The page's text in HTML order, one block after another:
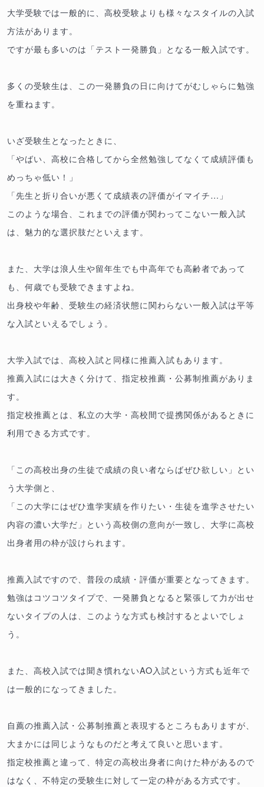
大学受験では一般的に、高校受験よりも様々なスタイルの入試
方法があります。
ですが最も多いのは「テスト一発勝負」となる一般入試です。
多くの受験生は、この一発勝負の日に向けてがむしゃらに勉強
を重ねます。
いざ受験生となったときに、
「やばい、高校に合格してから全然勉強してなくて成績評価も
めっちゃ低い！」
「先生と折り合いが悪くて成績表の評価がイマイチ…」
このような場合、これまでの評価が関わってこない一般入試
は、魅力的な選択肢だといえます。
また、大学は浪人生や留年生でも中高年でも高齢者であって
も、何歳でも受験できますよね。
出身校や年齢、受験生の経済状態に関わらない一般入試は平等
な入試といえるでしょう。
大学入試では、高校入試と同様に推薦入試もあります。
推薦入試には大きく分けて、指定校推薦・公募制推薦がありま
す。
指定校推薦とは、私立の大学・高校間で提携関係があるときに
利用できる方式です。
「この高校出身の生徒で成績の良い者ならばぜひ欲しい」とい
う大学側と、
「この大学にはぜひ進学実績を作りたい・生徒を進学させたい
内容の濃い大学だ」という高校側の意向が一致し、大学に高校
出身者用の枠が設けられます。
推薦入試ですので、普段の成績・評価が重要となってきます。
勉強はコツコツタイプで、一発勝負となると緊張して力が出せ
ないタイプの人は、このような方式も検討するとよいでしょ
う。
また、高校入試では聞き慣れないAO入試という方式も近年で
は一般的になってきました。
自薦の推薦入試・公募制推薦と表現するところもありますが、
大まかには同じようなものだと考えて良いと思います。
指定校推薦と違って、特定の高校出身者に向けた枠があるので
はなく、不特定の受験生に対して一定の枠がある方式です。